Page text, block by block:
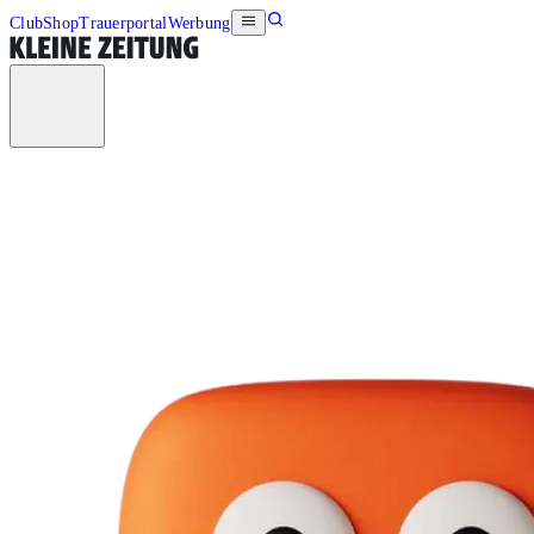
ClubShopTrauerportalWerbung